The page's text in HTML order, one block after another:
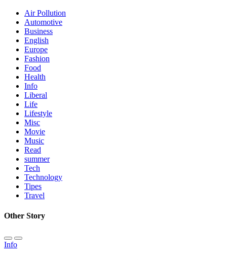
Air Pollution
Automotive
Business
English
Europe
Fashion
Food
Health
Info
Liberal
Life
Lifestyle
Misc
Movie
Music
Read
summer
Tech
Technology
Tipes
Travel
Other Story
Info